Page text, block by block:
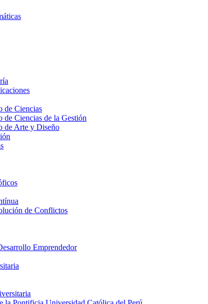
de Ciencias
de Ciencias de la Gestión
de Arte y Diseño
de Conflictos
Emprendedor